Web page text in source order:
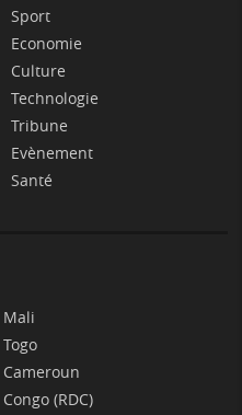
Sport
Economie
Culture
Technologie
Tribune
Evènement
Santé
Mali
Togo
Cameroun
Congo (RDC)